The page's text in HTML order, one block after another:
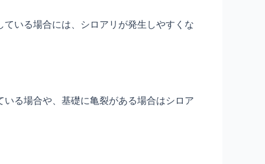
いる場合には、シロアリが発生しやすくな
る場合や、基礎に亀裂がある場合はシロア